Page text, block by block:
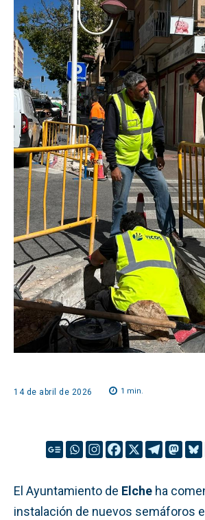
14 de abril de 2026 1 min.
El Ayuntamiento de Elche ha
instalación de nuevos semáforos